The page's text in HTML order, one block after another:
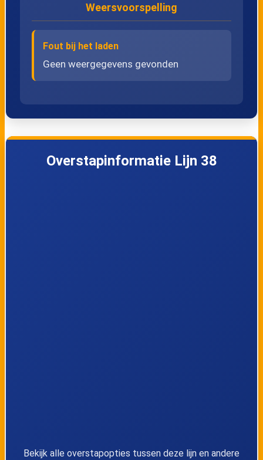
38 Lijn 38
Weersvoorspelling
Fout bij het laden
Geen weergegevens gevonden
Overstapinformatie Lijn 38
Bekijk alle overstapopties tussen deze lijn en andere